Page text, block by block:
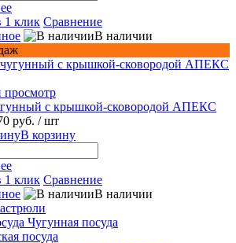
1 клик Сравнение
В наличии
с крышкой-сковородой АПЕКС
руб. / шт
В корзину
1 клик Сравнение
В наличии
Чугунная посуда
посуда